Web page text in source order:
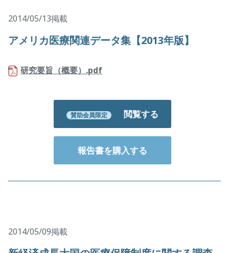
2014/05/13掲載
アメリカ医療関連データ集【2013年版】
研究要旨（概要）.pdf
賛助会員限定 閲覧する
報告書を購入する
2014/05/09掲載